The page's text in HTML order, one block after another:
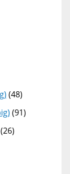
(48)
(91)
(26)